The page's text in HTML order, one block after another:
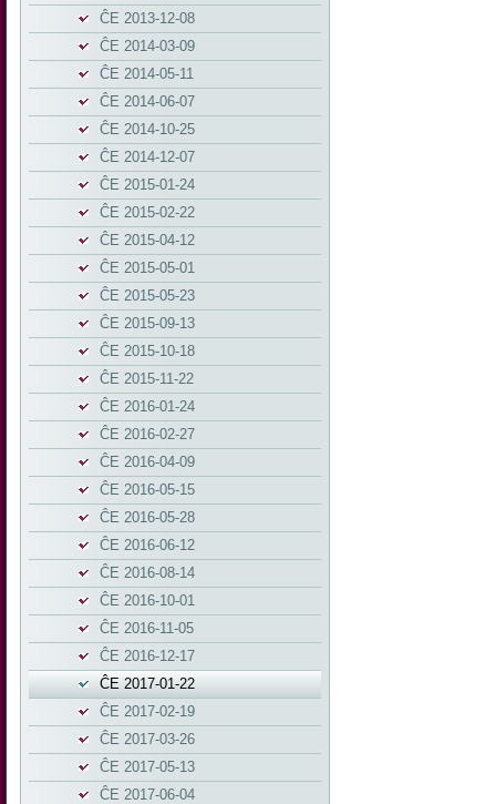
ĈE 2013-12-08
ĈE 2014-03-09
ĈE 2014-05-11
ĈE 2014-06-07
ĈE 2014-10-25
ĈE 2014-12-07
ĈE 2015-01-24
ĈE 2015-02-22
ĈE 2015-04-12
ĈE 2015-05-01
ĈE 2015-05-23
ĈE 2015-09-13
ĈE 2015-10-18
ĈE 2015-11-22
ĈE 2016-01-24
ĈE 2016-02-27
ĈE 2016-04-09
ĈE 2016-05-15
ĈE 2016-05-28
ĈE 2016-06-12
ĈE 2016-08-14
ĈE 2016-10-01
ĈE 2016-11-05
ĈE 2016-12-17
ĈE 2017-01-22
ĈE 2017-02-19
ĈE 2017-03-26
ĈE 2017-05-13
ĈE 2017-06-04